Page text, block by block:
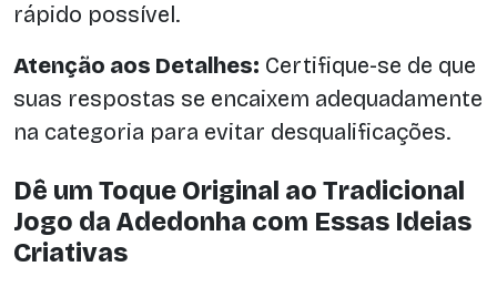
rápido possível.
Atenção aos Detalhes: Certifique-se de que
suas respostas se encaixem adequadamente
na categoria para evitar desqualificações.
Dê um Toque Original ao Tradicional
Jogo da Adedonha com Essas Ideias
Criativas